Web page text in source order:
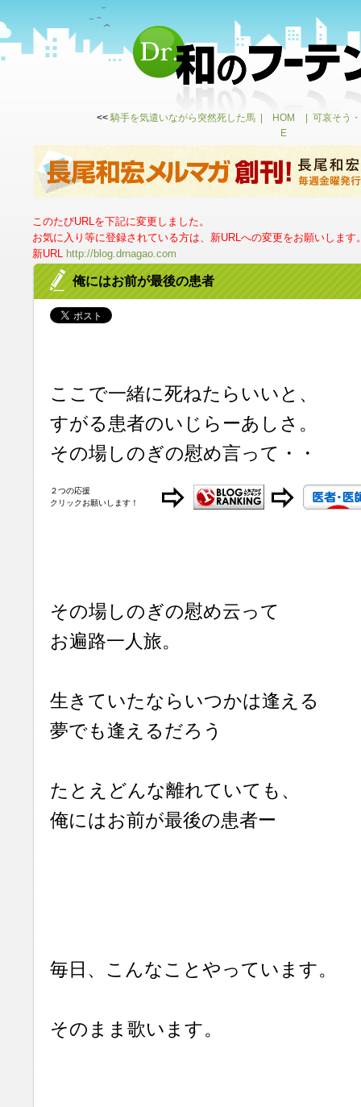
<<騎手を気遣いながら突然死した馬
HOM
E
可哀そう
このたびURLを下記に変更しました。
お気に入り等に登録されている方は、新URLへの変更をお願いします
新URL http://blog.drnagao.com
俺にはお前が最後の患者
ここで一緒に死ねたらいいと、
すがる患者のいじらーあしさ。
その場しのぎの慰め言って・・
２つの応援
クリックお願いします！
その場しのぎの慰め云って
お遍路一人旅。
生きていたならいつかは逢える
夢でも逢えるだろう
たとえどんな離れていても、
俺にはお前が最後の患者ー
毎日、こんなことやっています。
そのまま歌います。